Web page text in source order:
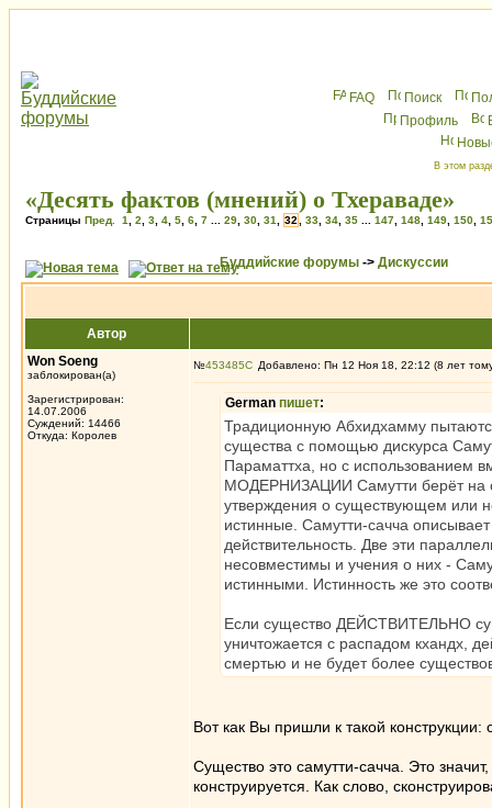
FAQ Поиск
Профиль
В этом
«Десять фактов (мнений) о Тхераваде»
Страницы Пред. 1 2 3 4 5 6 7 29 30 31 32 33 34 35 147 148 149 150
Буддийские форумы -> Дискуссии
Автор
Won Soeng
заблокирован(а)
Зарегистрирован:
14.07.2006
Суждений: 14466
Откуда: Королев
№453485 Добавлено: Пн 12 Ноя 18, 22:12 (8 лет
German пишет:
Традиционную Абхидхамму
существа с помощью дискурса
Параматтха, но с использованием
МОДЕРНИЗАЦИИ Самутти берёт на
утверждения о существующем или
истинные. Самутти-сачча
действительность. Две эти
несовместимы и учения о них -
истинными. Истинность же это
Если существо ДЕЙСТВИТЕЛЬНО
уничтожается с распадом кхандх,
смертью и не будет более
Вот как Вы пришли к такой конструкции:
Существо это самутти-сачча. Это
конструируется. Как слово,